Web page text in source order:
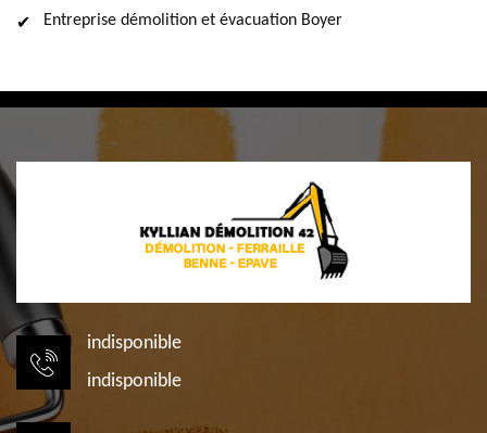
Entreprise démolition et évacuation Boyer
indisponible
indisponible